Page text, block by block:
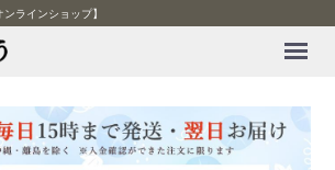
ラインショップ】